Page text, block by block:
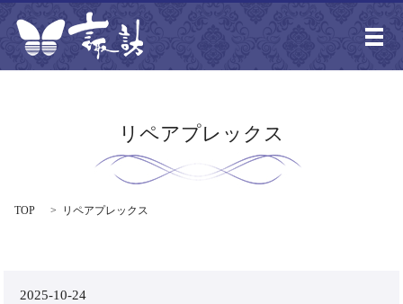
メ
リペアプレックス
TOP リペアプレックス
2025-10-24